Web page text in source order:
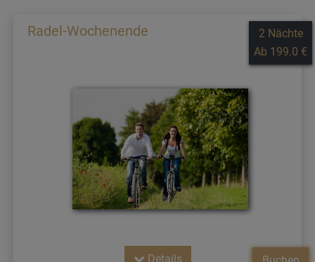
Radel-Wochenende
2 Nächte
Ab 199.0 €
Details